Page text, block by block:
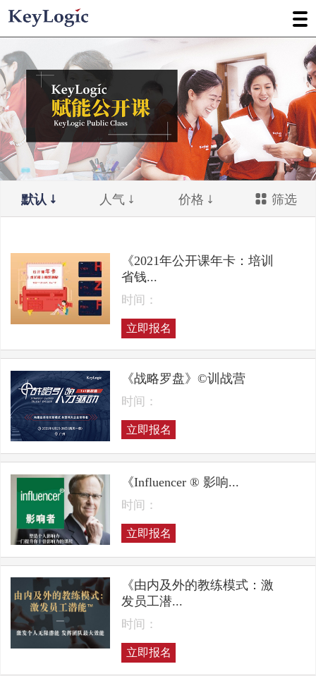
默认 人气 价格 筛选
《2021年公开课年卡：培训
省钱...
时间：
立即报名
《战略罗盘》©训战营
时间：
立即报名
《Influencer ® 影响...
时间：
立即报名
《由内及外的教练模式：激
发员工潜...
时间：
立即报名